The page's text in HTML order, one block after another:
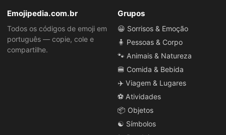
Emojipedia.com.br
Todos os códigos de emoji em
português — copie, cole e
compartilhe.
Grupos
😀 Sorrisos & Emoção
🧍 Pessoas & Corpo
🐾 Animais & Natureza
🍔 Comida & Bebida
✈️ Viagem & Lugares
⚽ Atividades
📦 Objetos
☯️ Símbolos